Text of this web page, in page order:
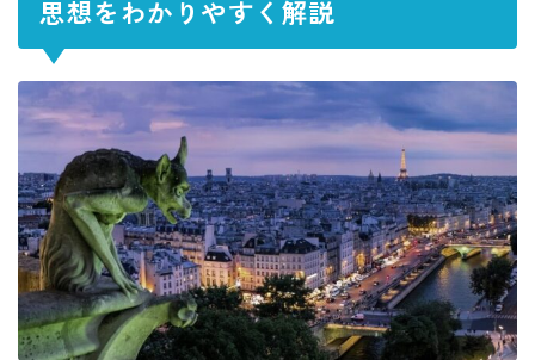
思想をわかりやすく解説